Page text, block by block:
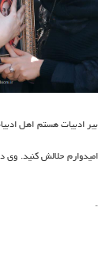
ادبیات هستم اهل
امیدوارم حلالش